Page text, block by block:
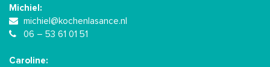
Michiel:
michiel@kochenlasance.nl
06 – 53 61 01 51
Caroline: